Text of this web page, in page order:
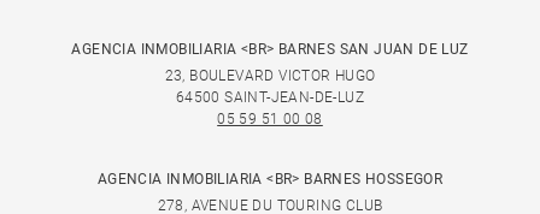
AGENCIA INMOBILIARIA <BR> BARNES SAN JUAN DE LUZ
23, BOULEVARD VICTOR HUGO
64500 SAINT-JEAN-DE-LUZ
05 59 51 00 08
AGENCIA INMOBILIARIA <BR> BARNES HOSSEGOR
278, AVENUE DU TOURING CLUB